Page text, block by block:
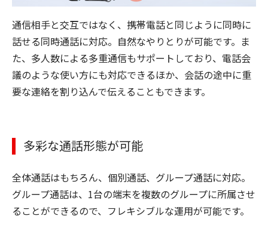
通信相手と交互ではなく、携帯電話と同じように同時に
話せる同時通話に対応。自然なやりとりが可能です。ま
た、多人数による多重通信もサポートしており、電話会
議のような使い方にも対応できるほか、会話の途中に重
要な連絡を割り込んで伝えることもできます。
多彩な通話形態が可能
全体通話はもちろん、個別通話、グループ通話に対応。
グループ通話は、1台の端末を複数のグループに所属させ
ることができるので、フレキシブルな運用が可能です。